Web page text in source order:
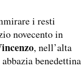
i resti
novecento in
, nell’alta
benedettina